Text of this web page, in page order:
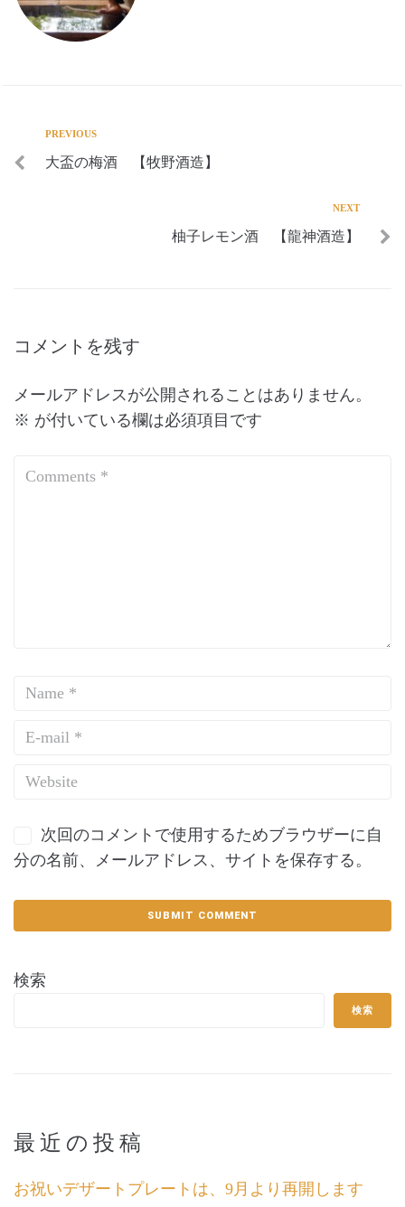
PREVIOUS
大盃の梅酒 【牧野酒造】
NEXT
柚子レモン酒 【龍神酒造】
コメントを残す
メールアドレスが公開されることはありません。
※ が付いている欄は必須項目です
次回のコメントで使用するためブラウザーに自
分の名前、メールアドレス、サイトを保存する。
検索
検索
最近の投稿
お祝いデザートプレートは、9月より再開します